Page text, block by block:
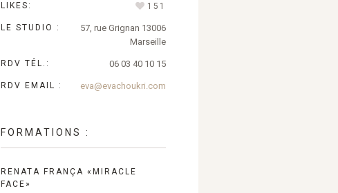
LIKES: 151
LE STUDIO :
57, rue Grignan 13006
Marseille
RDV TÉL.: 06 03 40 10 15
RDV EMAIL : eva@evachoukri.com
FORMATIONS :
RENATA FRANÇA «MIRACLE
FACE»